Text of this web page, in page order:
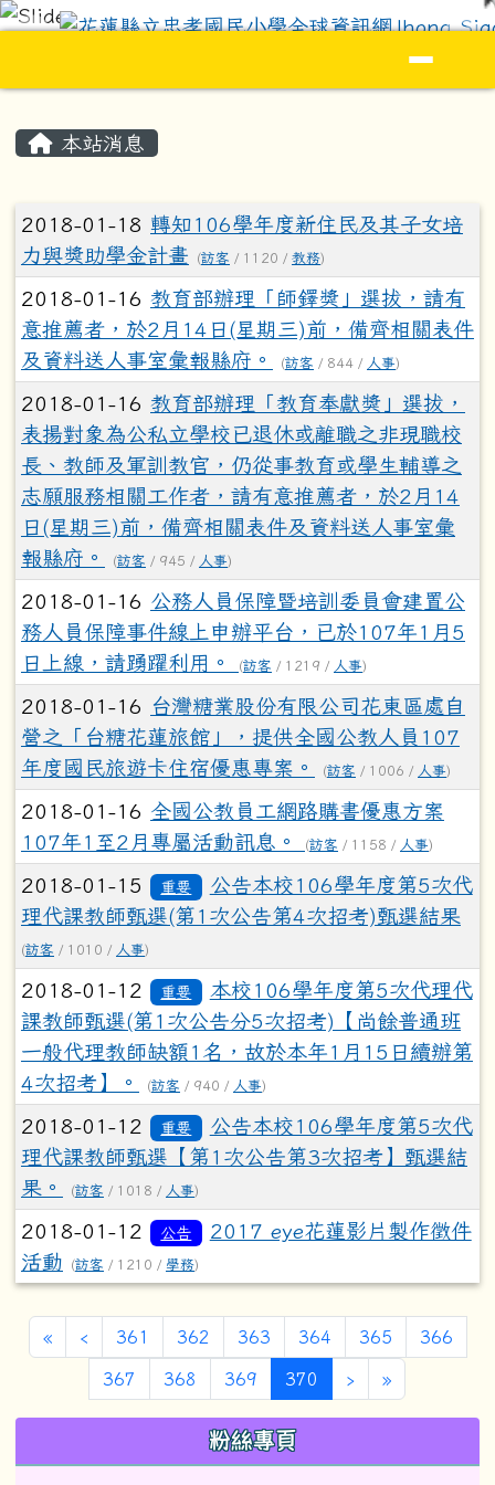
跳至主內容區
花蓮縣立忠孝國民小學全球資訊
本站消息
文章列表
2018-01-18 轉知106學年度新住民及其子女培
力與獎助學金計畫
(訪客 / 1120 / 教務)
2018-01-16 教育部辦理「師鐸獎」選拔，請有
意推薦者，於2月14日(星期三)前，備齊相關表件
及資料送人事室彙報縣府。
(訪客 / 844 / 人事)
2018-01-16 教育部辦理「教育奉獻獎」選拔，
表揚對象為公私立學校已退休或離職之非現職校
長、教師及軍訓教官，仍從事教育或學生輔導之
志願服務相關工作者，請有意推薦者，於2月14
日(星期三)前，備齊相關表件及資料送人事室彙
報縣府。
(訪客 / 945 / 人事)
2018-01-16 公務人員保障暨培訓委員會建置公
務人員保障事件線上申辦平台，已於107年1月5
日上線，請踴躍利用。
(訪客 / 1219 / 人事)
2018-01-16
台灣糖業股份有限公司花東區處自
營之「台糖花蓮旅館」，提供全國公教人員107
年度國民旅遊卡住宿優惠專案。
(訪客 / 1006 / 人事)
2018-01-16 全國公教員工網路購書優惠方案
107年1至2月專屬活動訊息。
(訪客 / 1158 / 人事)
2018-01-15 重要
公告本校106學年度第5次代
理代課教師甄選(第1次公告第4次招考)甄選結果
(訪客 / 1010 / 人事)
2018-01-12 重要
本校106學年度第5次代理代
課教師甄選(第1次公告分5次招考)【尚餘普通班
一般代理教師缺額1名，故於本年1月15日續辦第
4次招考】。
(訪客 / 940 / 人事)
2018-01-12 重要
公告本校106學年度第5次代
理代課教師甄選【第1次公告第3次招考】甄選結
果。
(訪客 / 1018 / 人事)
2018-01-12 公告
2017 eye花蓮影片製作徵件
活動
(訪客 / 1210 / 學務)
«第一頁
‹上一頁
361 362 363 364 365 366
367 368 369 370 (目前頁次)
›下一頁
»最後頁
粉絲專頁